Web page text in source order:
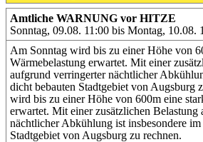
Amtliche WARNUNG vor HITZE
Sonntag, 09.08. 11:00 bis Montag, 10.08.
Am Sonntag wird bis zu einer Höhe von
Wärmebelastung erwartet. Mit einer
aufgrund verringerter nächtlicher
dicht bebauten Stadtgebiet von Augsburg
wird bis zu einer Höhe von 600m eine
erwartet. Mit einer zusätzlichen Belastung
nächtlicher Abkühlung ist insbesondere im
Stadtgebiet von Augsburg zu rechnen.